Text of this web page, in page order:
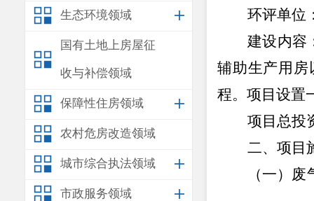
生态环境领域
国有土地上房屋征
收与补偿领域
保障性住房领域
农村危房改造领域
城市综合执法领域
市政服务领域
环评单位
建设内容
辅助生产用房
程。项目设置
项目总投
二、项目
（一）